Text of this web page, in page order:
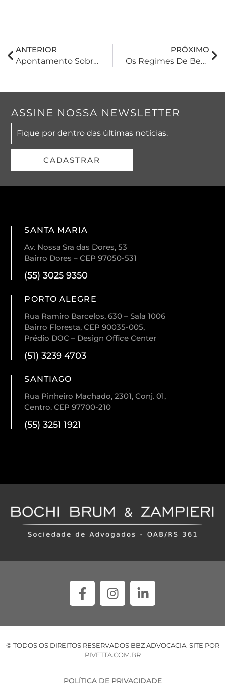
ANTERIOR
Apontamento Sobre Contratos Preliminares
PRÓXIMO
Os Regimes De Bens E Seus Efeitos Na Sucessão
ASSINE NOSSA NEWSLETTER
Fique por dentro das últimas notícias.
CADASTRAR
SANTA MARIA
Av. Nossa Sra das Dores, 53
Bairro Dores – CEP 97050-531
(55) 3025 9350
PORTO ALEGRE
Rua Ramiro Barcelos, 630 – Sala 1006
Bairro Floresta, CEP 90035-005,
Prédio DOC – Design Office Center
(51) 3239 4703
SANTIAGO
Rua Pinheiro Machado, 2301, Conj. 01,
Centro. CEP 97700-210
(55) 3251 1921
© TODOS OS DIREITOS RESERVADOS BBZ ADVOCACIA. SITE POR
PIVETTA.COM.BR
POLÍTICA DE PRIVACIDADE